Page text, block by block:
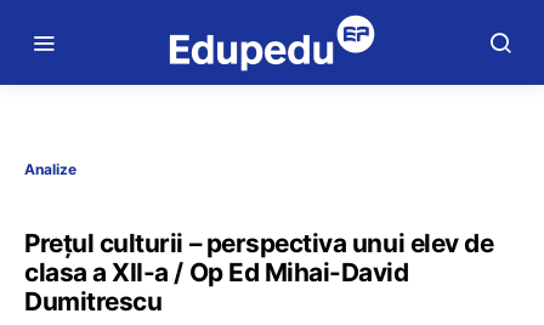
Analize
Prețul culturii – perspectiva unui elev de
clasa a XII-a / Op Ed Mihai-David
Dumitrescu